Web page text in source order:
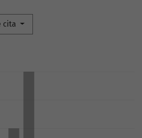
cita